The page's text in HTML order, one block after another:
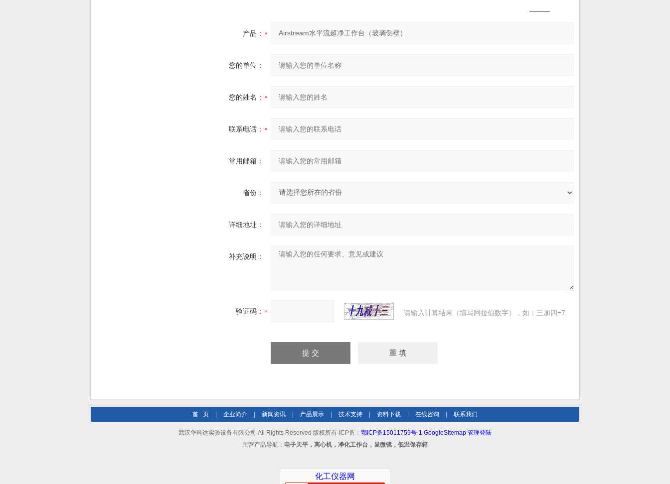
产品：
您的单位：
您的姓名：
联系电话：
常用邮箱：
省份：
详细地址：
补充说明：
验证码： 请输入计算结果（填写阿拉伯数字），如：三加四=7
首 页 企业简介 新闻资讯 产品展示 技术支持 资料下载 在线咨询 联系我们
武汉华科达实验设备有限公司 All Rights Reserved 版权所有·ICP备： 鄂ICP备15011759号-1 GoogleSitemap 管理登陆
主营产品导航： 电子天平，离心机，净化工作台，显微镜，低温保存箱
化工仪器网